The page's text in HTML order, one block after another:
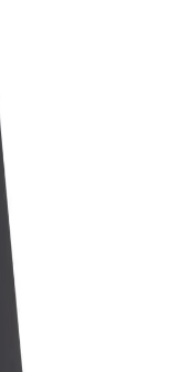
Castell и вземи
онлайн до